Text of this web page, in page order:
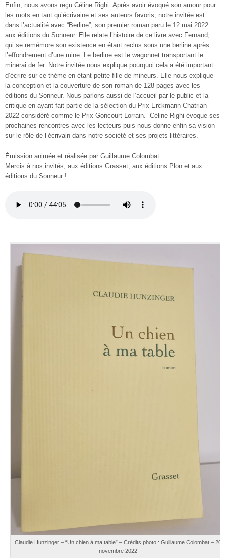
Enfin, nous avons reçu Céline Righi. Après avoir évoqué son amour pour
les mots en tant qu’écrivaine et ses auteurs favoris, notre invitée est
dans l’actualité avec “Berline”, son premier roman paru le 12 mai 2022
aux éditions du Sonneur. Elle relate l’histoire de ce livre avec Fernand,
qui se remémore son existence en étant reclus sous une berline après
l’effondrement d’une mine. Le berline est le wagonnet transportant le
minerai de fer. Notre invitée nous explique pourquoi cela a été important
d’écrire sur ce thème en étant petite fille de mineurs. Elle nous explique
la conception et la couverture de son roman de 128 pages avec les
éditions du Sonneur. Nous parlons aussi de l’accueil par le public et la
critique en ayant fait partie de la sélection du Prix Erckmann-Chatrian
2022 considéré comme le Prix Goncourt Lorrain. Céline Righi évoque ses
prochaines rencontres avec les lecteurs puis nous donne enfin sa vision
sur le rôle de l’écrivain dans notre société et ses projets littéraires.
Émission animée et réalisée par Guillaume Colombat
Mercis à nos invités, aux éditions Grasset, aux éditions Plon et aux
éditions du Sonneur !
Claudie Hunzinger – “Un chien à ma table” – Crédits photo : Guillaume Colombat – 20
novembre 2022